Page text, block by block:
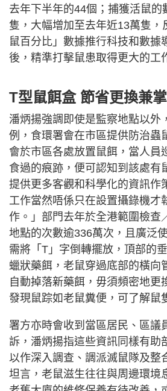
去年下半年的44個；捕獲活鼠的
隻，大幅增加至去年近13萬隻，
鼠百分比」數據推行科技和數據
後，精準打擊鼠患取得更大的工
T型鼠餌盒 節省更換兼
潘炳揚強調即使是監察地點以外
例，食環署會在市區提供防治蟲
會於市區各處放置鼠餌，當人員
食過的痕跡，便可認知到該處有
提供更多客觀和科學化的資訊作
工作當然唔係只在設置攝錄機才
作。」部門去年於全港範圍檢查
地點的次數逾336萬次，且廣泛
需將「T」字倒轉擺放，頂部的
蠟狀藥餌，老鼠穿過底部的橫向
自動掉落新藥餌，毋須頻密地更
發現鼠踪如老鼠糞便，可了解鼠
署方亦時會收到當區居民、區議
訴，潘炳揚指這些資訊同樣有助
以作深入調查、調派滅鼠隊及整
坦言，老鼠滋生往往與周邊環境